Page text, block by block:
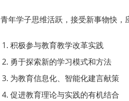
青年学子思维活跃，接受新事物快，
积极参与教育教学改革实践
勇于探索新的学习模式和方法
为教育信息化、智能化建言献策
促进教育理论与实践的有机结合